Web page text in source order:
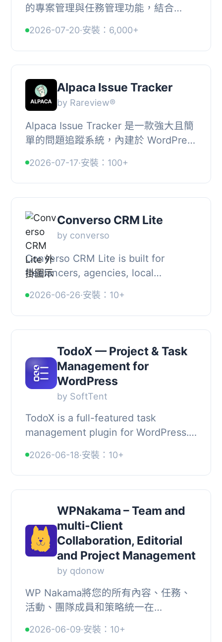
的專案管理與任務管理功能，結合
專案報告，讓使用者能夠高效組織與管
理專案，適合各種...
2026-07-20·安裝：6,000+
Alpaca Issue Tracker
by Rareview®
Alpaca Issue Tracker 是一款強大且簡
單的問題追蹤系統，內建於 WordPress
面，方便管理錯誤、功能需求及專案任
務。, ,...
2026-07-17·安裝：100+
Converso CRM Lite
by converso
Converso CRM Lite is built for
freelancers, agencies, local
need a simple CRM directly inside
WordPress., The plug...
2026-06-26·安裝：10+
TodoX — Project & Task
Management for
WordPress
by SoftTent
TodoX is a full-featured task
management plugin for WordPress.
powered SPA that lets your team
manage work without ...
2026-06-18·安裝：10+
WPNakama – Team and
multi-Client
Collaboration, Editorial
and Project Management
by qdonow
WP Nakama將您的所有內容、任務、
活動、團隊成員和策略統一在
以幫助WordPress設計團隊、開發團
2026-06-09·安裝：10+